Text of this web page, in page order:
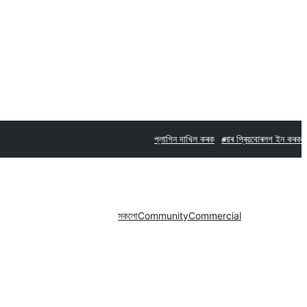
প্লাগিন দাখিল কৰক মোৰ প্ৰিয়বোৰলগ ইন কৰক
সকলোCommunityCommercial